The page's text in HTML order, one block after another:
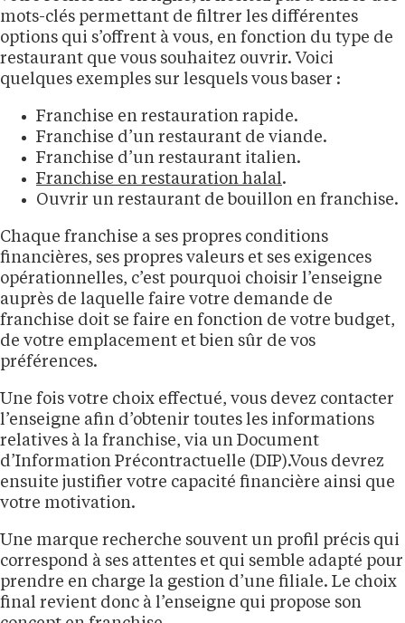
mots-clés permettant de filtrer les différentes
options qui s’offrent à vous, en fonction du type de
restaurant que vous souhaitez ouvrir. Voici
quelques exemples sur lesquels vous baser :
Franchise en restauration rapide.
Franchise d’un restaurant de viande.
Franchise d’un restaurant italien.
Franchise en restauration halal.
Ouvrir un restaurant de bouillon en franchise.
Chaque franchise a ses propres conditions
financières, ses propres valeurs et ses exigences
opérationnelles, c’est pourquoi choisir l’enseigne
auprès de laquelle faire votre demande de
franchise doit se faire en fonction de votre budget,
de votre emplacement et bien sûr de vos
préférences.
Une fois votre choix effectué, vous devez contacter
l’enseigne afin d’obtenir toutes les informations
relatives à la franchise, via un Document
d’Information Précontractuelle (DIP).Vous devrez
ensuite justifier votre capacité financière ainsi que
votre motivation.
Une marque recherche souvent un profil précis qui
correspond à ses attentes et qui semble adapté pour
prendre en charge la gestion d’une filiale. Le choix
final revient donc à l’enseigne qui propose son